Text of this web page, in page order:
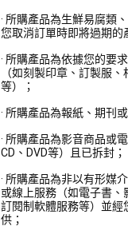
· 所購產品為生鮮易腐類
您取消訂單時即將過期的
· 所購產品為依據您的要
（如刻製印章、訂製服
等）；
· 所購產品為報紙、期刊
· 所購產品為影音商品或
CD、DVD等）且已拆封；
· 所購產品為非以有形媒
或線上服務（如電子書、
訂閱制軟體服務等）並經
供；